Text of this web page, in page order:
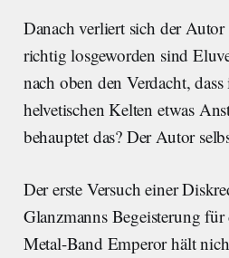
Danach verliert sich der
richtig losgeworden sind
nach oben den Verdacht,
helvetischen Kelten etwas
behauptet das? Der Autor
Der erste Versuch einer
Glanzmanns Begeisterung
Metal-Band Emperor hält